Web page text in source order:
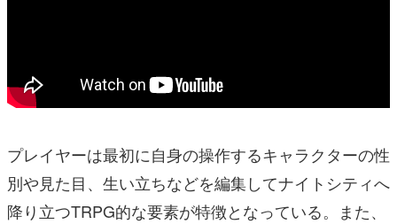
プレイヤーは最初に自身の操作するキャラクターの性
別や見た目、生い立ちなどを編集してナイトシティへ
降り立つTRPG的な要素が特徴となっている。また、